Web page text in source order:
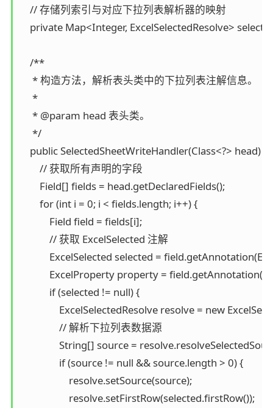
    // 存储列索引与对应下拉列表解析器的映射
private Map<Integer, ExcelSelectedResolve>
    /**
     * 构造方法，解析表头类中的下拉列表注解信息。
     *
     * @param head 表头类。
     */
    public SelectedSheetWriteHandler(Class<?> head) {
        // 获取所有声明的字段
        Field[] fields = head.getDeclaredFields();
        for (int i = 0; i < fields.length; i++) {
            Field field = fields[i];
            // 获取 ExcelSelected 注解
ExcelSelected selected =
ExcelProperty property =
            if (selected != null) {
ExcelSelectedResolve resolve = new
                // 解析下拉列表数据源
String[] source =
                if (source != null && source.length > 0) {
                    resolve.setSource(source);
                    resolve.setFirstRow(selected.firstRow());